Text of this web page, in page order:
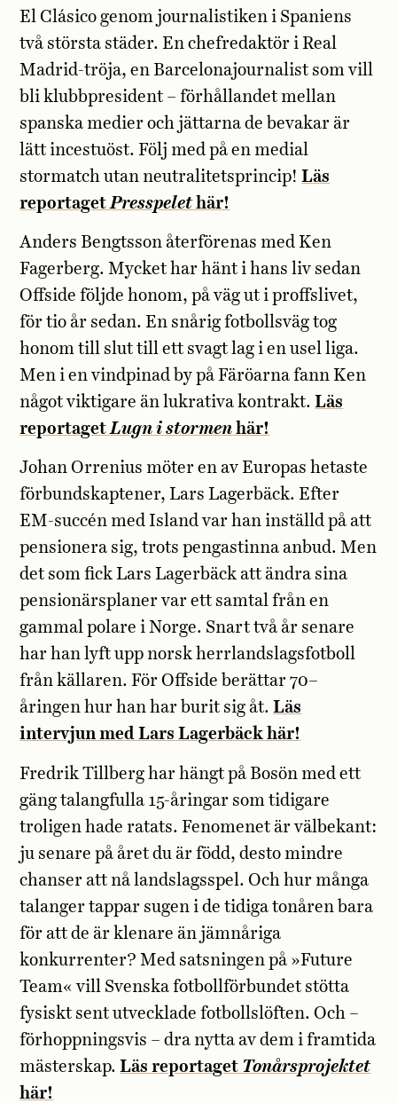
El Clásico genom journalistiken i Spaniens
två största städer. En chefredaktör i Real
Madrid-tröja, en Barcelonajournalist som vill
bli klubbpresident – förhållandet mellan
spanska medier och jättarna de bevakar är
lätt incestuöst. Följ med på en medial
stormatch utan neutralitetsprincip! Läs
reportaget Presspelethär!
Anders Bengtsson återförenas med Ken
Fagerberg. Mycket har hänt i hans liv sedan
Offside följde honom, på väg ut i proffslivet,
för tio år sedan. En snårig fotbollsväg tog
honom till slut till ett svagt lag i en usel liga.
Men i en vindpinad by på Färöarna fann Ken
något viktigare än lukrativa kontrakt.Läs
reportagetLugn i stormen här!
Johan Orrenius möter en av Europas hetaste
förbundskaptener, Lars Lagerbäck. Efter
EM-succén med Island var han inställd på att
pensionera sig, trots pengastinna anbud. Men
det som fick Lars Lagerbäck att ändra sina
pensionärsplaner var ett samtal från en
gammal polare i Norge. Snart två år senare
har han lyft upp norsk herrlandslagsfotboll
från källaren. För Offside berättar 70–
åringen hur han har burit sig åt.Läs
intervjun med Lars Lagerbäck här!
Fredrik Tillberg har hängt på Bosön med ett
gäng talangfulla 15-åringar som tidigare
troligen hade ratats. Fenomenet är välbekant:
ju senare på året du är född, desto mindre
chanser att nå landslagsspel. Och hur många
talanger tappar sugen i de tidiga tonåren bara
för att de är klenare än jämnåriga
konkurrenter? Med satsningen på »Future
Team« vill Svenska fotbollförbundet stötta
fysiskt sent utvecklade fotbollslöften. Och –
förhoppningsvis – dra nytta av dem i framtida
mästerskap. Läs reportaget Tonårsprojektet
här!